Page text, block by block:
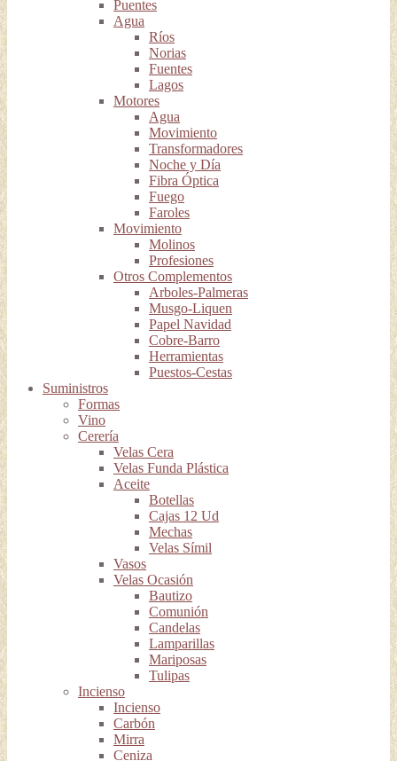
Puentes
Agua
Ríos
Norias
Fuentes
Lagos
Motores
Agua
Movimiento
Transformadores
Noche y Día
Fibra Óptica
Fuego
Faroles
Movimiento
Molinos
Profesiones
Otros Complementos
Arboles-Palmeras
Musgo-Liquen
Papel Navidad
Cobre-Barro
Herramientas
Puestos-Cestas
Suministros
Formas
Vino
Cerería
Velas Cera
Velas Funda Plástica
Aceite
Botellas
Cajas 12 Ud
Mechas
Velas Símil
Vasos
Velas Ocasión
Bautizo
Comunión
Candelas
Lamparillas
Mariposas
Tulipas
Incienso
Incienso
Carbón
Mirra
Ceniza